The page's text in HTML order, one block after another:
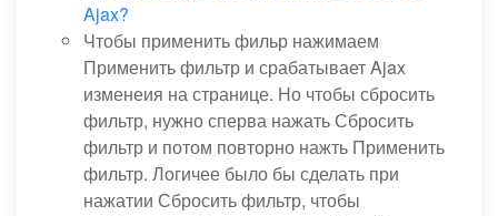
Ajax?
Чтобы применить фильр нажимаем
Применить фильтр и срабатывает Ajax
изменеия на странице. Но чтобы сбросить
фильтр, нужно сперва нажать Сбросить
фильтр и потом повторно нажть Применить
фильтр. Логичее было бы сделать при
нажатии Сбросить фильтр, чтобы